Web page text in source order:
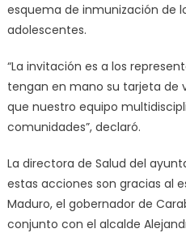
esquema de inmunización de
adolescentes.
“La invitación es a los
tengan en mano su tarjeta de
que nuestro equipo
comunidades”, declaró.
La directora de Salud del
estas acciones son gracias al
Maduro, el gobernador de
conjunto con el alcalde